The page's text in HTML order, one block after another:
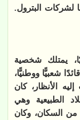
لشركات البترول.
يمتلك شخصية
شعبيًّا ووطنيًّا،
عام 1978 ولفت إليه الأنظار، كان
الطبيعية وهي
من السكان، وكان